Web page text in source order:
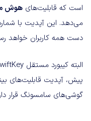
است که قابلیت‌های هوش
می‌دهد. این آپدیت با
دست همه کاربران خواهد
پیش، آپدیت قابلیت‌های
گوشی‌های سامسونگ قرار